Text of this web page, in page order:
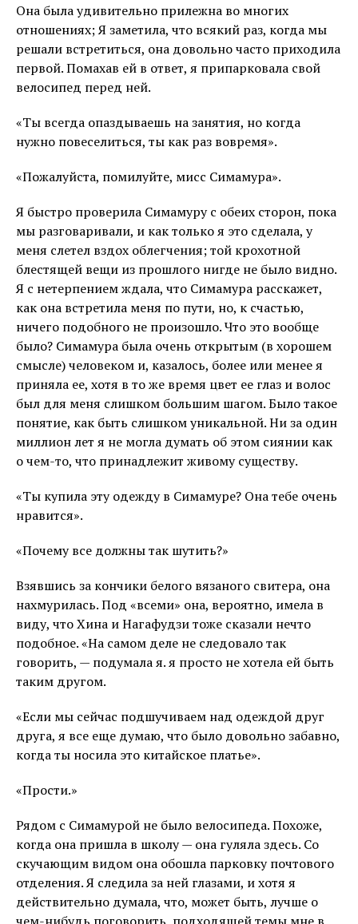
Она была удивительно прилежна во многих
отношениях; Я заметила, что всякий раз, когда мы
решали встретиться, она довольно часто приходила
первой. Помахав ей в ответ, я припарковала свой
велосипед перед ней.
«Ты всегда опаздываешь на занятия, но когда
нужно повеселиться, ты как раз вовремя».
«Пожалуйста, помилуйте, мисс Симамура».
Я быстро проверила Симамуру с обеих сторон, пока
мы разговаривали, и как только я это сделала, у
меня слетел вздох облегчения; той крохотной
блестящей вещи из прошлого нигде не было видно.
Я с нетерпением ждала, что Симамура расскажет,
как она встретила меня по пути, но, к счастью,
ничего подобного не произошло. Что это вообще
было? Симамура была очень открытым (в хорошем
смысле) человеком и, казалось, более или менее я
приняла ее, хотя в то же время цвет ее глаз и волос
был для меня слишком большим шагом. Было такое
понятие, как быть слишком уникальной. Ни за один
миллион лет я не могла думать об этом сиянии как
о чем-то, что принадлежит живому существу.
«Ты купила эту одежду в Симамуре? Она тебе очень
нравится».
«Почему все должны так шутить?»
Взявшись за кончики белого вязаного свитера, она
нахмурилась. Под «всеми» она, вероятно, имела в
виду, что Хина и Нагафудзи тоже сказали нечто
подобное. «На самом деле не следовало так
говорить, — подумала я. я просто не хотела ей быть
таким другом.
«Если мы сейчас подшучиваем над одеждой друг
друга, я все еще думаю, что было довольно забавно,
когда ты носила это китайское платье».
«Прости.»
Рядом с Симамурой не было велосипеда. Похоже,
когда она пришла в школу — она гуляла здесь. Со
скучающим видом она обошла парковку почтового
отделения. Я следила за ней глазами, и хотя я
действительно думала, что, может быть, лучше о